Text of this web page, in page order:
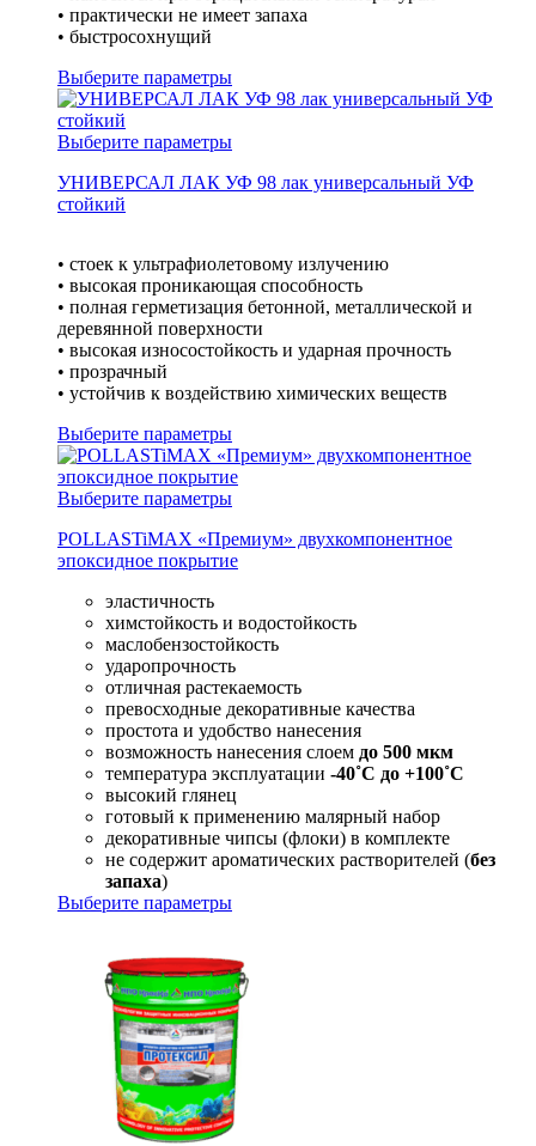
• практически не имеет запаха
• быстросохнущий
Выберите параметры
Выберите параметры
УНИВЕРСАЛ ЛАК УФ 98 лак универсальный УФ
стойкий
• стоек к ультрафиолетовому излучению
• высокая проникающая способность
• полная герметизация бетонной, металлической и
деревянной поверхности
• высокая износостойкость и ударная прочность
• прозрачный
• устойчив к воздействию химических веществ
Выберите параметры
Выберите параметры
POLLASTiMAX «Премиум» двухкомпонентное
эпоксидное покрытие
эластичность
химстойкость и водостойкость
маслобензостойкость
ударопрочность
отличная растекаемость
превосходные декоративные качества
простота и удобство нанесения
возможность нанесения слоем до 500 мкм
температура эксплуатации -40˚С до +100˚С
высокий глянец
готовый к применению малярный набор
декоративные чипсы (флоки) в комплекте
не содержит ароматических растворителей (без
запаха)
Выберите параметры